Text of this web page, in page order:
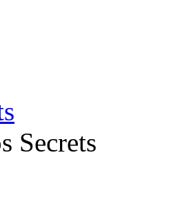
Secrets